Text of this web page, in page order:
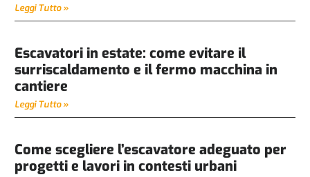
Leggi Tutto »
Escavatori in estate: come evitare il
surriscaldamento e il fermo macchina in
cantiere
Leggi Tutto »
Come scegliere l’escavatore adeguato per
progetti e lavori in contesti urbani